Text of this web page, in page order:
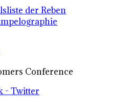
der Reben
Conference
- Twitter